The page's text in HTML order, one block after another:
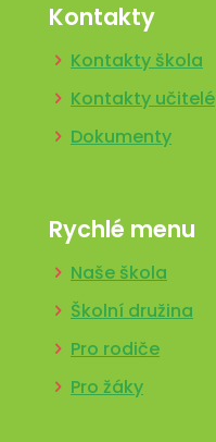
Kontakty
Kontakty škola
Kontakty učitelé
Dokumenty
Rychlé menu
Naše škola
Školní družina
Pro rodiče
Pro žáky